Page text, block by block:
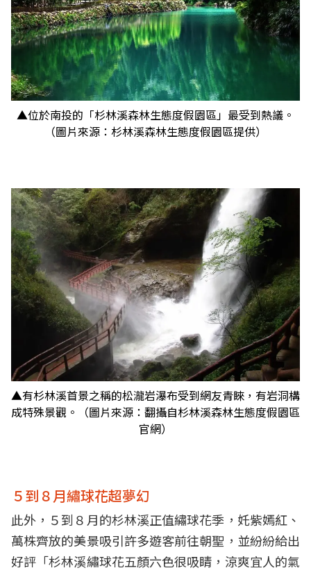
▲位於南投的「杉林溪森林生態度假園區」最受到熱議。
（圖片來源：杉林溪森林生態度假園區提供）
▲有杉林溪首景之稱的松瀧岩瀑布受到網友青睞，有岩洞構
成特殊景觀。（圖片來源：翻攝自杉林溪森林生態度假園區
官網）
５到８月繡球花超夢幻
此外，５到８月的杉林溪正值繡球花季，奼紫嫣紅、
萬株齊放的美景吸引許多遊客前往朝聖，並紛紛給出
好評「杉林溪繡球花五顏六色很吸睛，涼爽宜人的氣